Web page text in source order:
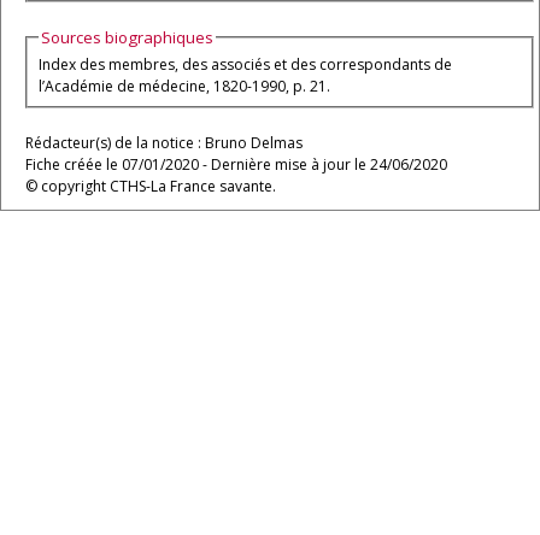
Sources biographiques
Index des membres, des associés et des correspondants de
l’Académie de médecine, 1820-1990, p. 21.
Rédacteur(s) de la notice : Bruno Delmas
Fiche créée le 07/01/2020 - Dernière mise à jour le 24/06/2020
© copyright CTHS-La France savante.